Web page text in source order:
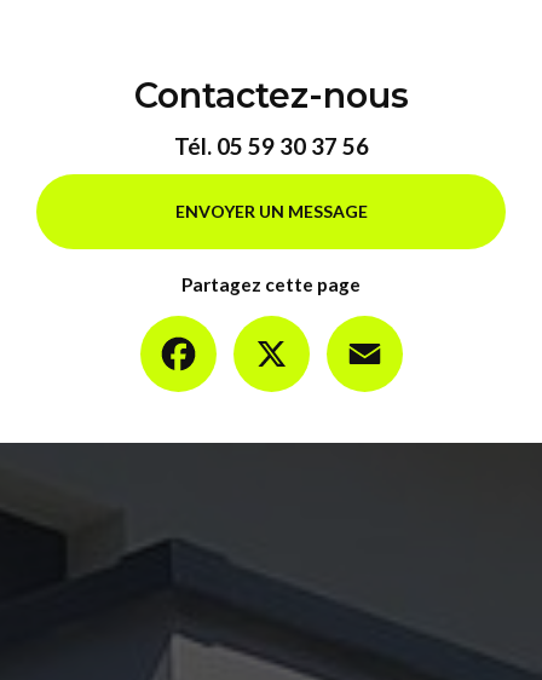
Contactez-nous
Tél. 05 59 30 37 56
ENVOYER UN MESSAGE
Partagez cette page
Facebook